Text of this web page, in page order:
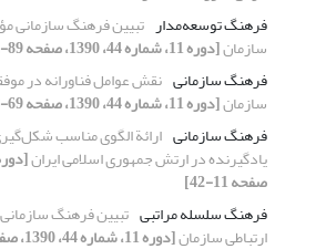
فرهنگ توسعه‌مدار تبیین فرهنگ سازمانی
سازمان[دوره 11، شماره 44، 1390، صفحه 89-122]
فرهنگ سازمانی نقش عوامل فناورانه در
سازمان[دوره 11، شماره 44، 1390، صفحه 69-88]
فرهنگ سازمانی ارائة الگوی مناسب
یاد‌گیرنده در ارتش جمهوری اسلامی ایران
صفحه 11-42]
فرهنگ سلسله مراتبی تبیین فرهنگ
ارتباطی سازمان[دوره 11، شماره 44، 1390، صفحه 89-122]